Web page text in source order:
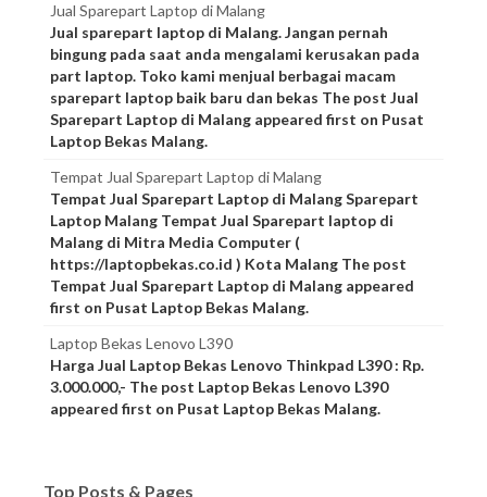
Jual Sparepart Laptop di Malang
Jual sparepart laptop di Malang. Jangan pernah
bingung pada saat anda mengalami kerusakan pada
part laptop. Toko kami menjual berbagai macam
sparepart laptop baik baru dan bekas The post Jual
Sparepart Laptop di Malang appeared first on Pusat
Laptop Bekas Malang.
Tempat Jual Sparepart Laptop di Malang
Tempat Jual Sparepart Laptop di Malang Sparepart
Laptop Malang Tempat Jual Sparepart laptop di
Malang di Mitra Media Computer (
https://laptopbekas.co.id ) Kota Malang The post
Tempat Jual Sparepart Laptop di Malang appeared
first on Pusat Laptop Bekas Malang.
Laptop Bekas Lenovo L390
Harga Jual Laptop Bekas Lenovo Thinkpad L390 : Rp.
3.000.000,- The post Laptop Bekas Lenovo L390
appeared first on Pusat Laptop Bekas Malang.
Top Posts & Pages